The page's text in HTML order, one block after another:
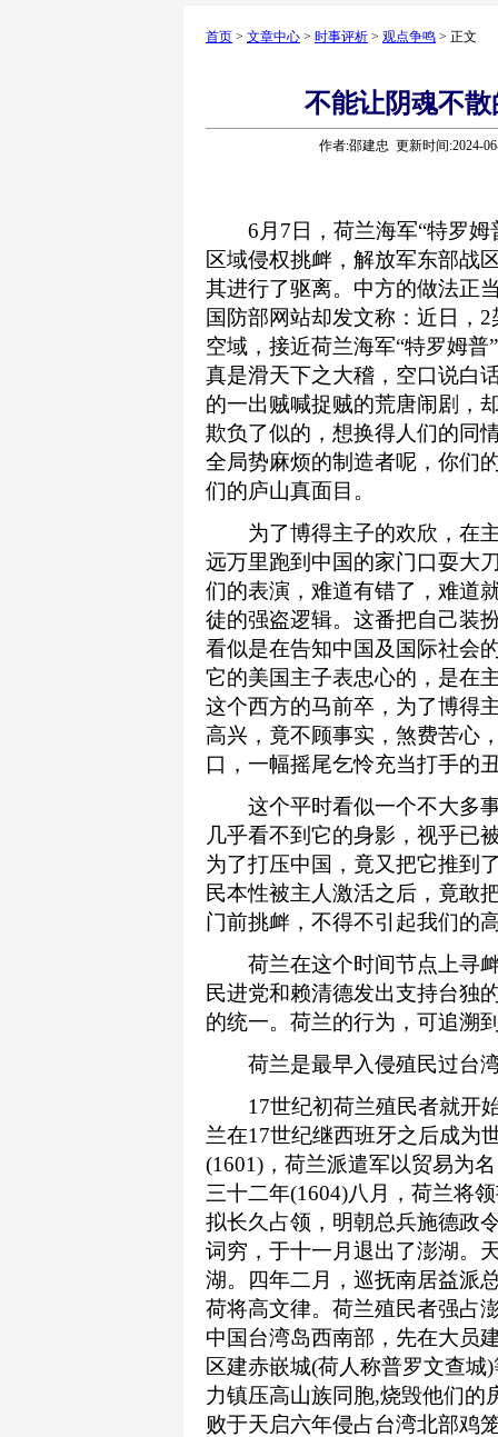
首页 > 文章中心 > 时事评析 > 观点争鸣 > 正文
不能让阴魂不
作者:邵建忠 更新时间:2024-
6月7日，荷兰海军“特罗姆
区域侵权挑衅，解放军东部战
其进行了驱离。中方的做法正
国防部网站却发文称：近日，
空域，接近荷兰海军“特罗姆
真是滑天下之大稽，空口说白
的一出贼喊捉贼的荒唐闹剧，
欺负了似的，想换得人们的同
全局势麻烦的制造者呢，你们
们的庐山真面目。
为了博得主子的欢欣，在主
远万里跑到中国的家门口耍大
们的表演，难道有错了，难道
徒的强盗逻辑。这番把自己装
看似是在告知中国及国际社会
它的美国主子表忠心的，是在
这个西方的马前卒，为了博得
高兴，竟不顾事实，煞费苦心
口，一幅摇尾乞怜充当打手的
这个平时看似一个不大多事
几乎看不到它的身影，视乎已
为了打压中国，竟又把它推到
民本性被主人激活之后，竟敢
门前挑衅，不得不引起我们的
荷兰在这个时间节点上寻衅
民进党和赖清德发出支持台独
的统一。荷兰的行为，可追溯
荷兰是最早入侵殖民过台
17世纪初荷兰殖民者就开始
兰在17世纪继西班牙之后成为
(1601)，荷兰派遣军以贸易为
三十二年(1604)八月，荷兰将
拟长久占领，明朝总兵施德政
词穷，于十一月退出了澎湖。
湖。四年二月，巡抚南居益派
荷将高文律。荷兰殖民者强占
中国台湾岛西南部，先在大员
区建赤嵌城(荷人称普罗文查
力镇压高山族同胞,烧毁他们的
败于天启六年侵占台湾北部鸡